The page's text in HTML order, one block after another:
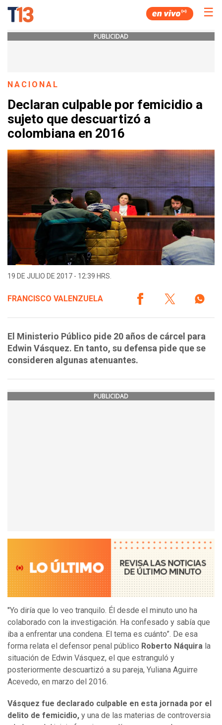
☰
PUBLICIDAD
NACIONAL
Declaran culpable por femicidio a
sujeto que descuartizó a
colombiana en 2016
19 DE JULIO DE 2017 - 12:39 HRS.
FRANCISCO VALENZUELA
El Ministerio Público pide 20 años de cárcel para
Edwin Vásquez. En tanto, su defensa pide que se
consideren algunas atenuantes.
PUBLICIDAD
"Yo diría que lo veo tranquilo. Él desde el minuto uno ha
colaborado con la investigación. Ha confesado y sabía que
iba a enfrentar una condena. El tema es cuánto”. De esa
forma relata el defensor penal público Roberto Náquira la
situación de Edwin Vásquez, el que estranguló y
posteriormente descuartizó a su pareja, Yuliana Aguirre
Acevedo, en marzo del 2016.
Vásquez fue declarado culpable en esta jornada por el
delito de femicidio, y una de las materias de controversia